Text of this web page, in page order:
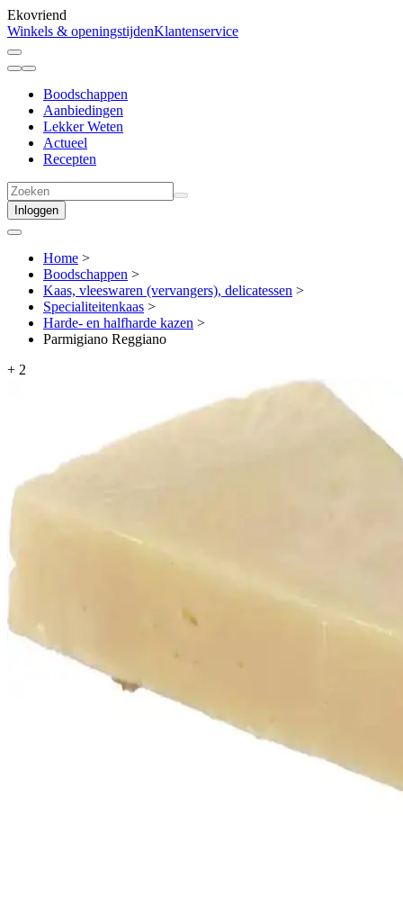
Ekovriend
Winkels & openingstijdenKlantenservice
Boodschappen
Aanbiedingen
Lekker Weten
Actueel
Recepten
Inloggen
Home >
Boodschappen >
Kaas, vleeswaren (vervangers), delicatessen >
Specialiteitenkaas >
Harde- en halfharde kazen >
Parmigiano Reggiano
+ 2